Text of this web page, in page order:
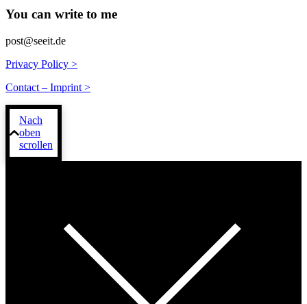
You can write to me
post@seeit.de
Privacy Policy >
Contact – Imprint >
Nach
oben
scrollen